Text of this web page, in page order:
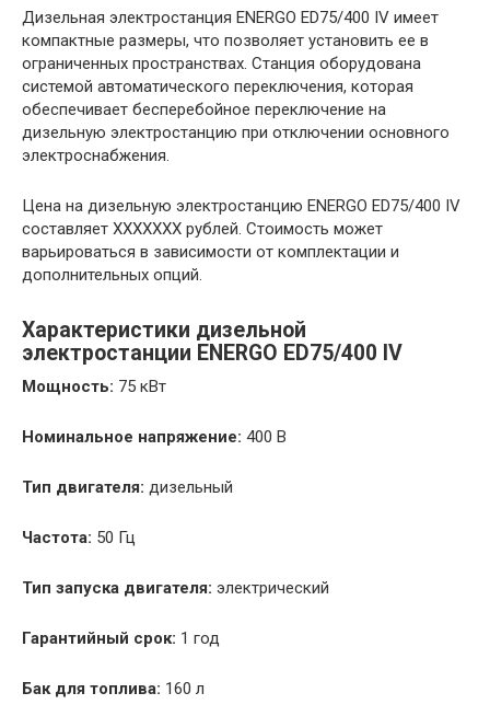
Дизельная электростанция ENERGO ED75/400 IV имеет
компактные размеры, что позволяет установить ее в
ограниченных пространствах. Станция оборудована
системой автоматического переключения, которая
обеспечивает бесперебойное переключение на
дизельную электростанцию при отключении основного
электроснабжения.
Цена на дизельную электростанцию ENERGO ED75/400 IV
составляет XXXXXXX рублей. Стоимость может
варьироваться в зависимости от комплектации и
дополнительных опций.
Характеристики дизельной
электростанции ENERGO ED75/400 IV
Мощность: 75 кВт
Номинальное напряжение: 400 В
Тип двигателя: дизельный
Частота: 50 Гц
Тип запуска двигателя: электрический
Гарантийный срок: 1 год
Бак для топлива: 160 л